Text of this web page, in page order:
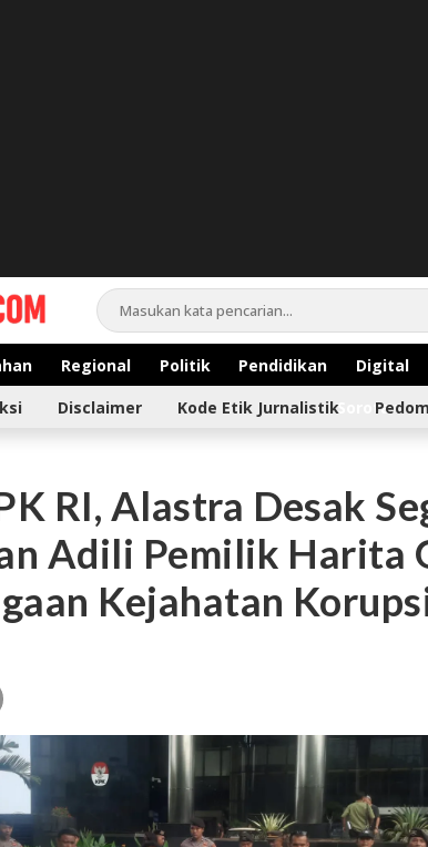
Regional Politik Pendidikan Digital
Sorotan
Disclaimer Kode Etik Jurnalistik
RI, Alastra Desak
Adili Pemilik Harita
Kejahatan